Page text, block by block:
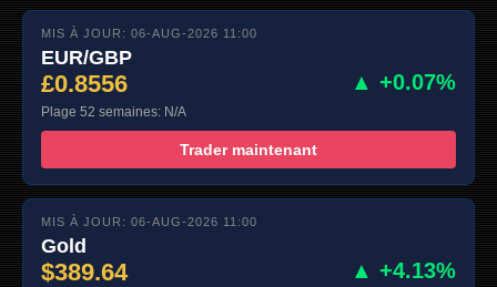
MIS À JOUR: 06-AUG-2026 11:00
EUR/GBP
£0.8556 ▲ +0.07%
Plage 52 semaines: N/A
Trader maintenant
MIS À JOUR: 06-AUG-2026 11:00
Gold
$389.64 ▲ +4.13%